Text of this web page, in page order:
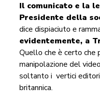
Il comunicato e la
Presidente della
dice dispiaciuto e
evidentemente, a
Quello che è certo che
manipolazione del
soltanto i vertici
britannica.